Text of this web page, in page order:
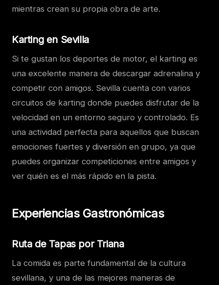
mientras crean su propia obra de arte.
Karting en Sevilla
Si te gustan los deportes de motor, el karting es
una excelente manera de descargar adrenalina y
competir con amigos. Sevilla cuenta con varios
circuitos de karting donde puedes disfrutar de la
velocidad en un entorno seguro y controlado. Es
una actividad perfecta para aquellos que buscan
emociones fuertes y diversión en grupo, ya que
puedes organizar competiciones entre amigos y
ver quién es el más rápido en la pista.
Experiencias Gastronómicas
Ruta de Tapas por Triana
La comida es parte fundamental de la cultura
sevillana, y una de las mejores maneras de